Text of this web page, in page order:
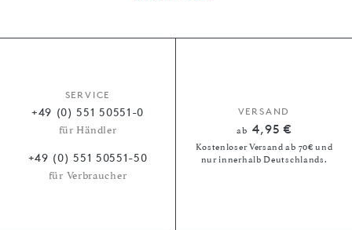
SERVICE
+49 (0) 551 50551-0
für Händler
+49 (0) 551 50551-50
für Verbraucher
VERSAND
ab 4,95 €
Kostenloser Versand ab 70€ und
nur innerhalb Deutschlands.